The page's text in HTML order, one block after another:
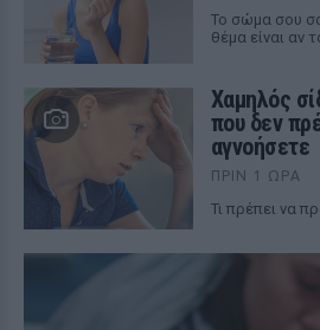
Το σώμα σου
θέμα είναι αν
Χαμηλός
που δεν
αγνοήσετε
ΠΡΙΝ 1 ΏΡΑ
Τι πρέπει να